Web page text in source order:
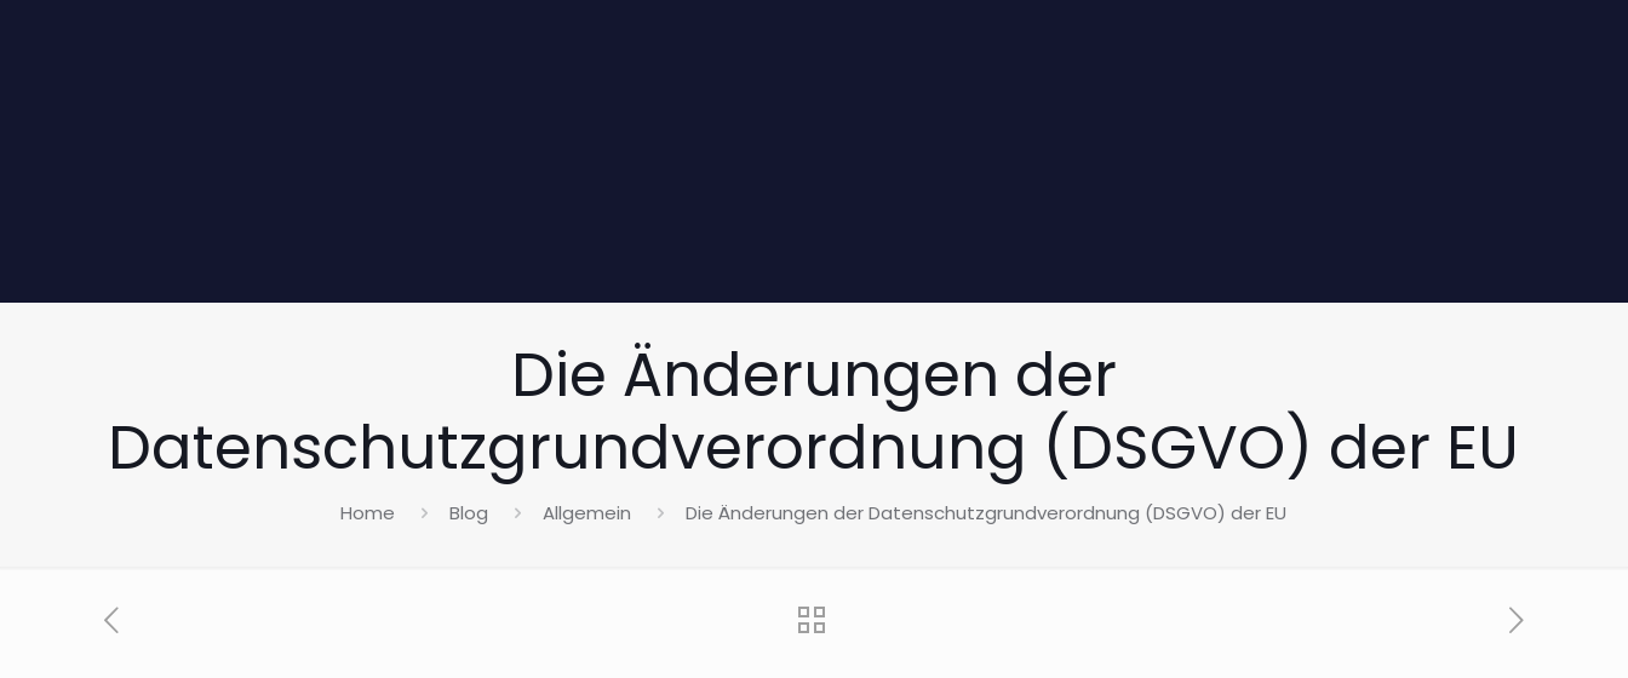
Die Änderungen der
Datenschutzgrundverordnung (DSGVO) der EU
Home Blog Allgemein Die Änderungen der Datenschutzgrundverordnung (DSGVO) der EU